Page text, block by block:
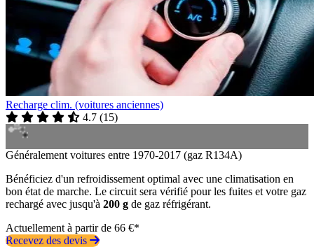
Recharge clim. (voitures anciennes)
4.7 (15)
Généralement voitures entre 1970-2017 (gaz R134A)
Bénéficiez d'un refroidissement optimal avec une climatisation en
bon état de marche. Le circuit sera vérifié pour les fuites et votre gaz
rechargé avec jusqu'à 200 g de gaz réfrigérant.
Actuellement à partir de 66 €*
Recevez des devis